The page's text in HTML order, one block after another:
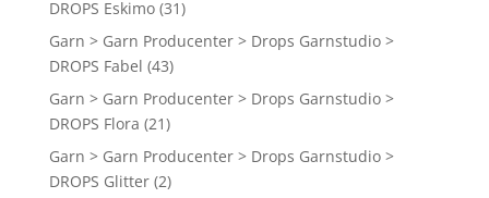
DROPS Eskimo (31)
Garn > Garn Producenter > Drops Garnstudio >
DROPS Fabel (43)
Garn > Garn Producenter > Drops Garnstudio >
DROPS Flora (21)
Garn > Garn Producenter > Drops Garnstudio >
DROPS Glitter (2)